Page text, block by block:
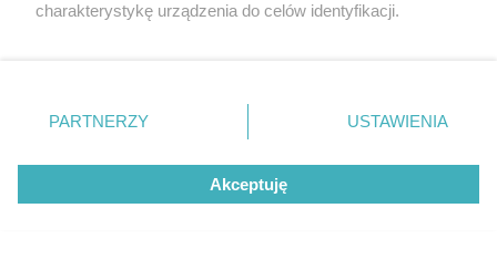
ZOBACZ WIĘCEJ
charakterystykę urządzenia do celów identyfikacji.
zmienić/wycofać klikając przycisk ustawień prywatności
znajdujący się w lewym dolnym rogu strony
rodzaje przetwarzania danych nie wymagają zgody
użytkownika, ale masz prawo sprzeciwić się takiemu
przetwarzaniu. Preferencje będą miały zastosowanie tylko
PARTNERZY USTAWIENIA
Akceptuję